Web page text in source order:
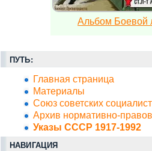
Альбом Боевой
ПУТЬ:
Главная страница
Материалы
Союз советских
Архив нормативно-
Указы СССР 1917-1992
НАВИГАЦИЯ